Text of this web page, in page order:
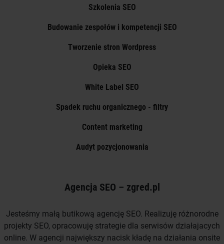
Szkolenia SEO
Budowanie zespołów i kompetencji SEO
Tworzenie stron Wordpress
Opieka SEO
White Label SEO
Spadek ruchu organicznego - filtry
Content marketing
Audyt pozycjonowania
Agencja SEO – zgred.pl
Jesteśmy małą butikową agencję SEO. Realizuję różnorodne
projekty SEO, opracowuję strategie dla serwisów działajacych
online. W agencji największy nacisk kładę na działania onsite